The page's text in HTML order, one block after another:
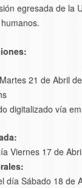
egresada de la
Martes 21 de Abril
digitalizado vía
Viernes 17 de
día Sábado 18 de